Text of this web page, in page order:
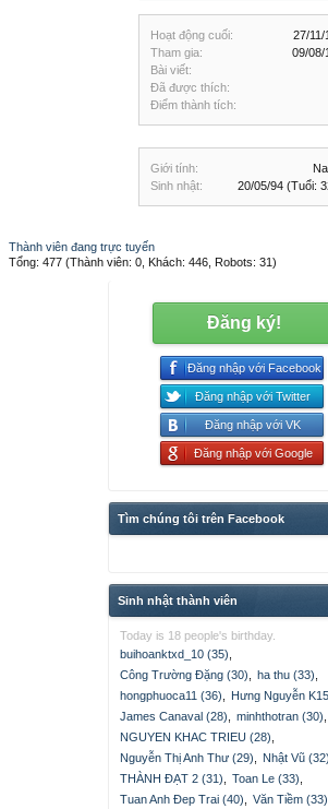
Hoạt động cuối:
27/11/
Tham gia:
09/08/
Bài viết:
Đã được thích:
Điểm thành tích:
Giới tính:
Sinh nhật:
20/05/94 (Tuổi:
Thành viên đang trực tuyến
Tổng: 477 (Thành viên: 0, Khách: 446, Robots: 31)
Đăng ký!
Đăng nhập với Facebook
Đăng nhập với Twitter
Đăng nhập với VK
Đăng nhập với Google
Tìm chúng tôi trên Facebook
Sinh nhật thành viên
Today is 18 people's birthday.
buihoanktxd_10 (35)
Công Trường Đặng (30)
ha thu (33)
hongphuoca11 (36)
Hưng Nguyễn
James Canaval (28)
minhthotran (30)
NGUYEN KHAC TRIEU (28)
Nguyễn Thị Anh Thư (29)
Nhật Vũ (32)
THÀNH ĐẠT 2 (31)
Toan Le (33)
Tuan Anh Đep Trai (40)
Văn Tiềm (33)